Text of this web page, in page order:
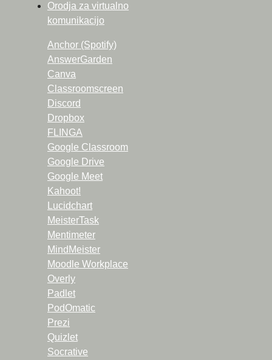
Orodja za virtualno
komunikacijo
Anchor (Spotify)
AnswerGarden
Canva
Classroomscreen
Discord
Dropbox
FLINGA
Google Classroom
Google Drive
Google Meet
Kahoot!
Lucidchart
MeisterTask
Mentimeter
MindMeister
Moodle Workplace
Overly
Padlet
PodOmatic
Prezi
Quizlet
Socrative